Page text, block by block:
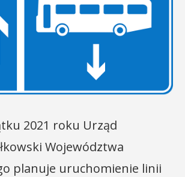
2021 roku Urząd
Województwa
planuje uruchomienie linii